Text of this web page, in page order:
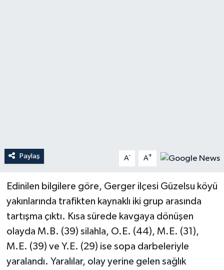
Paylaş A- A+
Edinilen bilgilere göre, Gerger ilçesi Güzelsu köyü
yakınlarında trafikten kaynaklı iki grup arasında
tartışma çıktı. Kısa sürede kavgaya dönüşen
olayda M.B. (39) silahla, O.E. (44), M.E. (31),
M.E. (39) ve Y.E. (29) ise sopa darbeleriyle
yaralandı. Yaralılar, olay yerine gelen sağlık
Teknoloji
Yaşam